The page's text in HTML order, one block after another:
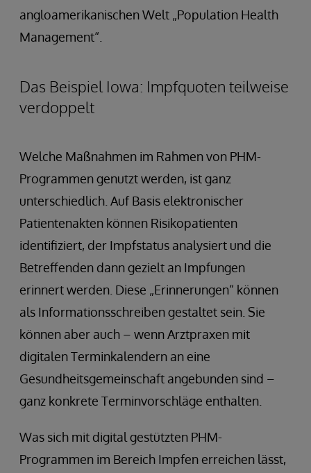
angloamerikanischen Welt „Population Health
Management“.
Das Beispiel Iowa: Impfquoten teilweise
verdoppelt
Welche Maßnahmen im Rahmen von PHM-
Programmen genutzt werden, ist ganz
unterschiedlich. Auf Basis elektronischer
Patientenakten können Risikopatienten
identifiziert, der Impfstatus analysiert und die
Betreffenden dann gezielt an Impfungen
erinnert werden. Diese „Erinnerungen“ können
als Informationsschreiben gestaltet sein. Sie
können aber auch – wenn Arztpraxen mit
digitalen Terminkalendern an eine
Gesundheitsgemeinschaft angebunden sind –
ganz konkrete Terminvorschläge enthalten.
Was sich mit digital gestützten PHM-
Programmen im Bereich Impfen erreichen lässt,